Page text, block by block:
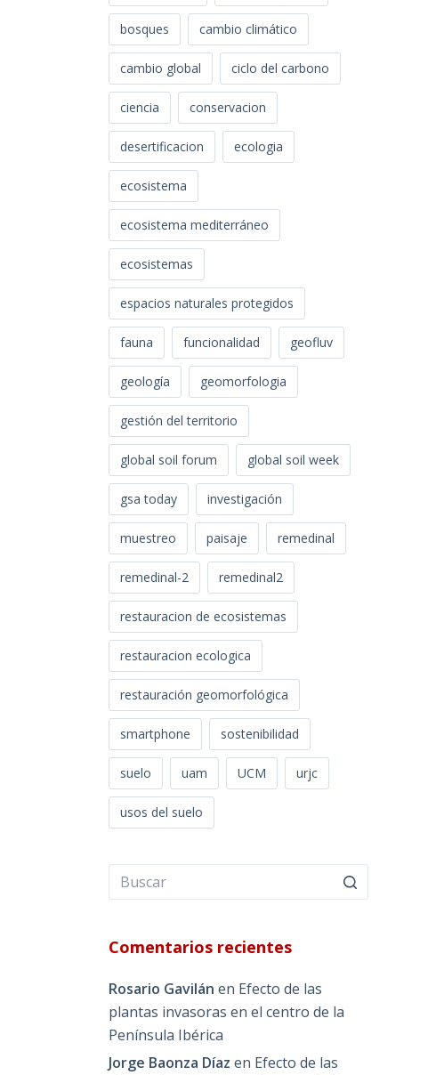
bosques cambio climático
cambio global ciclo del carbono
ciencia conservacion
desertificacion ecologia
ecosistema
ecosistema mediterráneo
ecosistemas
espacios naturales protegidos
fauna funcionalidad geofluv
geología geomorfologia
gestión del territorio
global soil forum global soil week
gsa today investigación
muestreo paisaje remedinal
remedinal-2 remedinal2
restauracion de ecosistemas
restauracion ecologica
restauración geomorfológica
smartphone sostenibilidad
suelo uam UCM urjc
usos del suelo
Comentarios recientes
Rosario Gavilán en Efecto de las
plantas invasoras en el centro de la
Península Ibérica
Jorge Baonza Díaz en Efecto de las